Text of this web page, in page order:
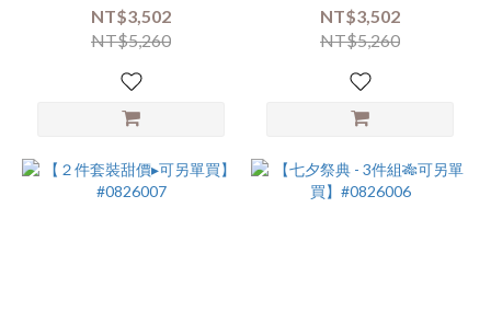
NT$3,502
NT$5,260
NT$3,502
NT$5,260